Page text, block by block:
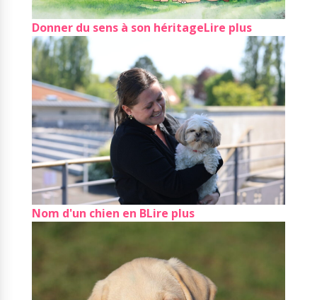
Donner du sens à son héritage Lire plus